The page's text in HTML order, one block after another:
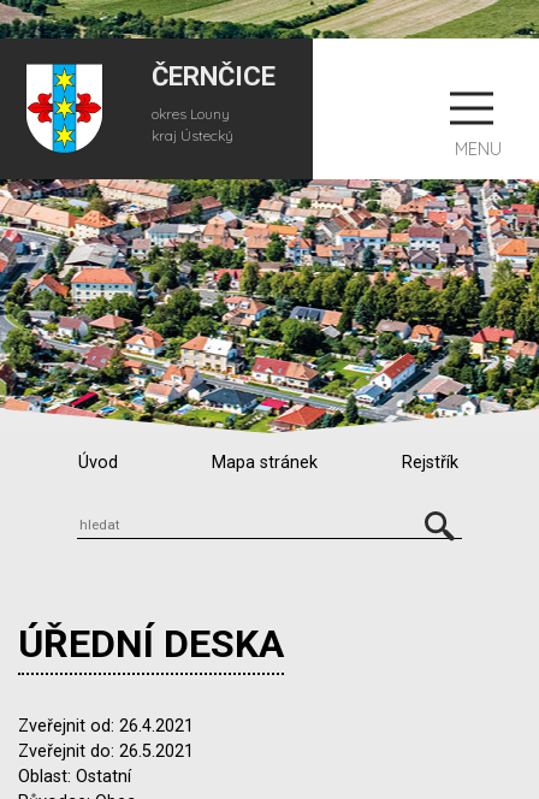
ČERNČICE
okres Louny
kraj Ústecký
MENU
Úvod Mapa stránek Rejstřík
ÚŘEDNÍ DESKA
Zveřejnit od: 26.4.2021
Zveřejnit do: 26.5.2021
Oblast: Ostatní